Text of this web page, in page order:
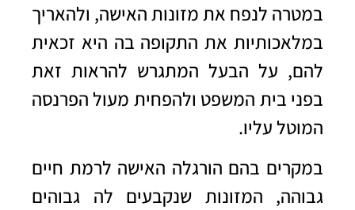
במטרה לנפח את מזונות האישה, ולהאריך
במלאכותיות את התקופה בה היא זכאית
להם, על הבעל המתגרש להראות זאת
בפני בית המשפט ולהפחית מעול הפרנסה
המוטל עליו.
במקרים בהם הורגלה האישה לרמת חיים
גבוהה, המזונות שנקבעים לה גבוהים